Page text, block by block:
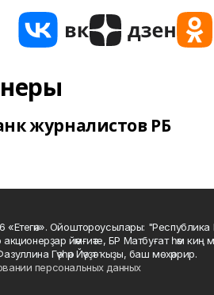
журналистов РБ
Ойоштороусылары: "Республика
акционерҙар йәмғиәте, БР Матбуғат һәм киң
Гәүһәр Йәүҙәт ҡыҙы, баш мөхәррир.
персональных данных